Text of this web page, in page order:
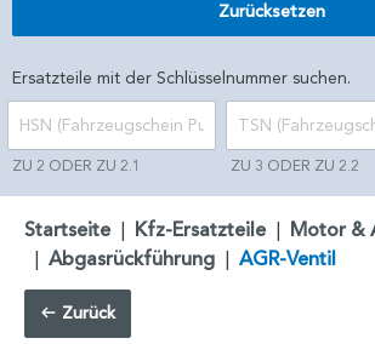
Zurücksetzen
Ersatzteile mit der Schlüsselnummer suchen.
ZU 2 ODER ZU 2.1 ZU 3 ODER ZU 2.2
Startseite | Kfz-Ersatzteile | Motor &
| Abgasrückführung | AGR-Ventil
Zurück